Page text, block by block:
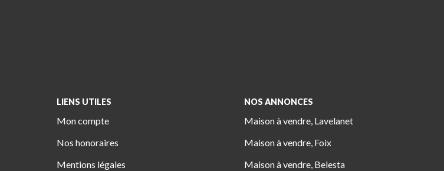
LIENS UTILES
Mon compte
Nos honoraires
Mentions légales
NOS ANNONCES
Maison à vendre, Lavelanet
Maison à vendre, Foix
Maison à vendre, Belesta